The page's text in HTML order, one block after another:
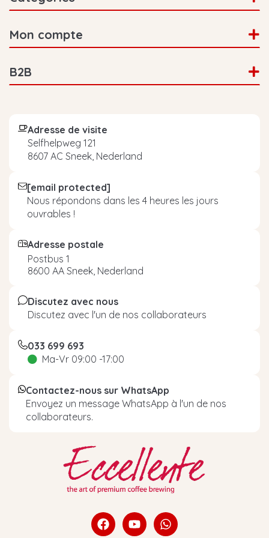
Mon compte
B2B
Adresse de visite
Selfhelpweg 121
8607 AC Sneek, Nederland
[email protected]
Nous répondons dans les 4 heures les jours
ouvrables !
Adresse postale
Postbus 1
8600 AA Sneek, Nederland
Discutez avec nous
Discutez avec l'un de nos collaborateurs
033 699 693
Ma-Vr 09:00 -17:00
Contactez-nous sur WhatsApp
Envoyez un message WhatsApp à l'un de nos
collaborateurs.